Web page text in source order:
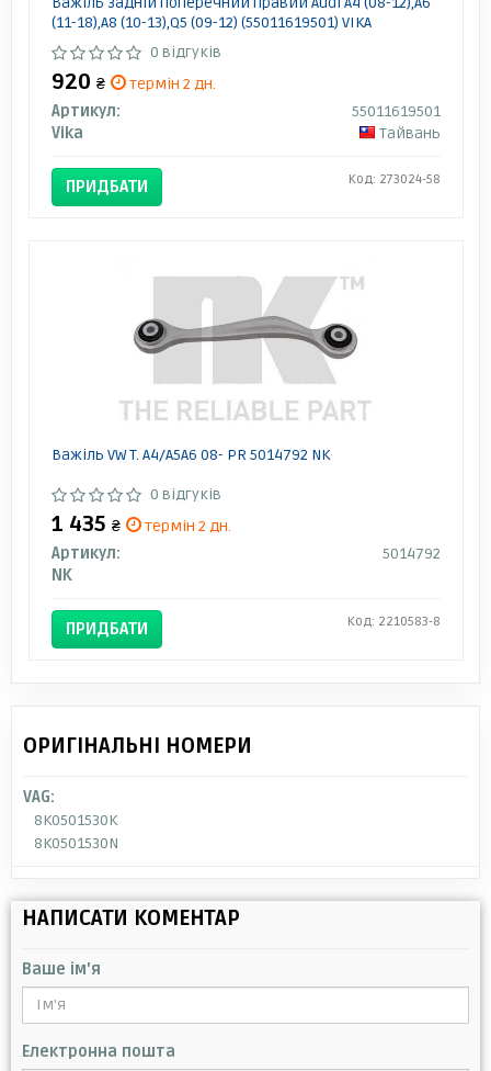
(11-18),A8 (10-13),Q5 (09-12) (55011619501) VIKA
0 відгуків
920 ₴
термін 2 дн.
Артикул:
55011619501
Vika
Тайвань
ПРИДБАТИ Код: 273024-58
Важіль VW T. A4/A5A6 08- PR 5014792 NK
0 відгуків
1 435 ₴
термін 2 дн.
Артикул:
5014792
NK
ПРИДБАТИ Код: 2210583-8
ОРИГІНАЛЬНІ НОМЕРИ
VAG:
8K0501530K
8K0501530N
НАПИСАТИ КОМЕНТАР
Ваше ім'я
Електронна пошта